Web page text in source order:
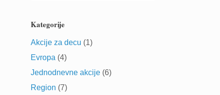
Kategorije
Akcije za decu (1)
Evropa (4)
Jednodnevne akcije (6)
Region (7)